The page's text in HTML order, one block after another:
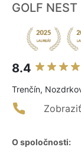
GOLF NEST
8.4
Trenčín,
O spoločnosti: